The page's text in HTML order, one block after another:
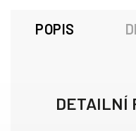
POPIS
DETAILNÍ